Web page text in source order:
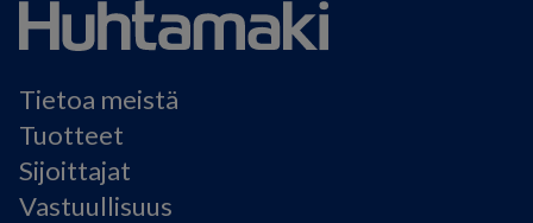
Tietoa meistä
Tuotteet
Sijoittajat
Vastuullisuus